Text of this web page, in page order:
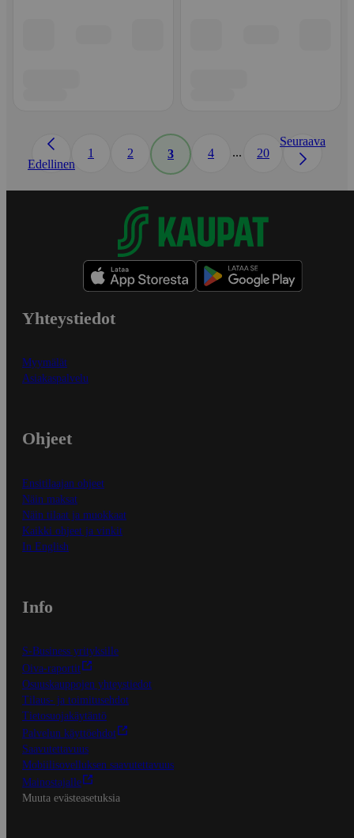
Edellinen
1 2 3 4 ... 20
Seuraava
Yhteystiedot
Myymälät
Asiakaspalvelu
Ohjeet
Ensitilaajan ohjeet
Näin maksat
Näin tilaat ja muokkaat
Kaikki ohjeet ja vinkit
In English
Info
S-Business yrityksille
Oiva-raportit
Osuuskauppojen yhteystiedot
Tilaus- ja toimitusehdot
Tietosuojakäytäntö
Palvelun käyttöehdot
Saavutettavuus
Mobiilisovelluksen saavutettavuus
Mainostajalle
Muuta evästeasetuksia